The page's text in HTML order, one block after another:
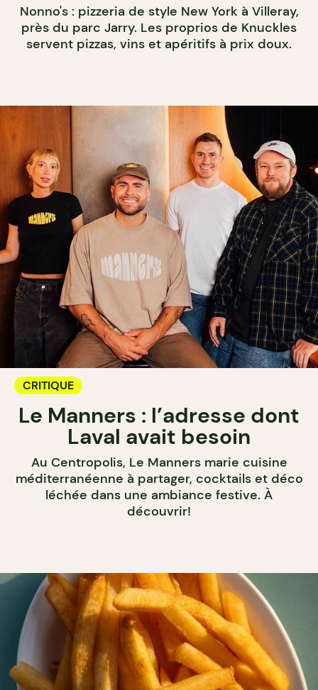
Nonno's : pizzeria de style New York à Villeray,
près du parc Jarry. Les proprios de Knuckles
servent pizzas, vins et apéritifs à prix doux.
CRITIQUE
Le Manners : l’adresse dont
Laval avait besoin
Au Centropolis, Le Manners marie cuisine
méditerranéenne à partager, cocktails et déco
léchée dans une ambiance festive. À
découvrir!